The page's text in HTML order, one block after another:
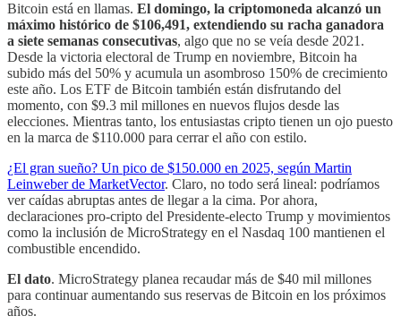
Bitcoin está en llamas. El domingo, la criptomoneda alcanzó un
máximo histórico de $106,491, extendiendo su racha ganadora
a siete semanas consecutivas, algo que no se veía desde 2021.
Desde la victoria electoral de Trump en noviembre, Bitcoin ha
subido más del 50% y acumula un asombroso 150% de crecimiento
este año. Los ETF de Bitcoin también están disfrutando del
momento, con $9.3 mil millones en nuevos flujos desde las
elecciones. Mientras tanto, los entusiastas cripto tienen un ojo puesto
en la marca de $110.000 para cerrar el año con estilo.
¿El gran sueño? Un pico de $150.000 en 2025, según Martin
Leinweber de MarketVector. Claro, no todo será lineal: podríamos
ver caídas abruptas antes de llegar a la cima. Por ahora,
declaraciones pro-cripto del Presidente-electo Trump y movimientos
como la inclusión de MicroStrategy en el Nasdaq 100 mantienen el
combustible encendido.
El dato. MicroStrategy planea recaudar más de $40 mil millones
para continuar aumentando sus reservas de Bitcoin en los próximos
años.